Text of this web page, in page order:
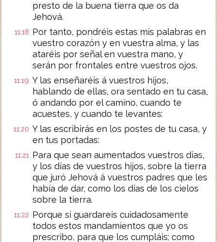
presto de la buena tierra que os da
Jehová.
11:18 Por tanto, pondréis estas mis palabras en
vuestro corazón y en vuestra alma, y las
ataréis por señal en vuestra mano, y
serán por frontales entre vuestros ojos.
11:19 Y las enseñaréis á vuestros hijos,
hablando de ellas, ora sentado en tu casa,
ó andando por el camino, cuando te
acuestes, y cuando te levantes:
11:20 Y las escribirás en los postes de tu casa, y
en tus portadas:
11:21 Para que sean aumentados vuestros días,
y los días de vuestros hijos, sobre la tierra
que juró Jehová á vuestros padres que les
había de dar, como los días de los cielos
sobre la tierra.
11:22 Porque si guardareis cuidadosamente
todos estos mandamientos que yo os
prescribo, para que los cumpláis; como